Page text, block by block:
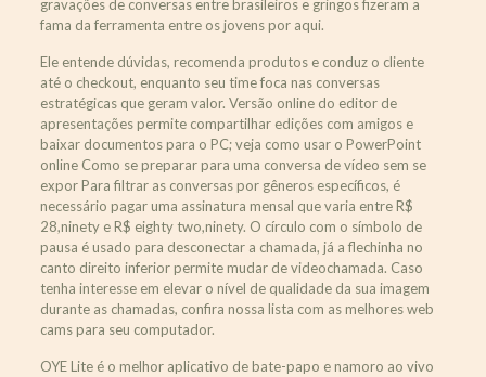
gravações de conversas entre brasileiros e gringos fizeram a
fama da ferramenta entre os jovens por aqui.
Ele entende dúvidas, recomenda produtos e conduz o cliente
até o checkout, enquanto seu time foca nas conversas
estratégicas que geram valor. Versão online do editor de
apresentações permite compartilhar edições com amigos e
baixar documentos para o PC; veja como usar o PowerPoint
online Como se preparar para uma conversa de vídeo sem se
expor Para filtrar as conversas por gêneros específicos, é
necessário pagar uma assinatura mensal que varia entre R$
28,ninety e R$ eighty two,ninety. O círculo com o símbolo de
pausa é usado para desconectar a chamada, já a flechinha no
canto direito inferior permite mudar de videochamada. Caso
tenha interesse em elevar o nível de qualidade da sua imagem
durante as chamadas, confira nossa lista com as melhores web
cams para seu computador.
OYE Lite é o melhor aplicativo de bate-papo e namoro ao vivo